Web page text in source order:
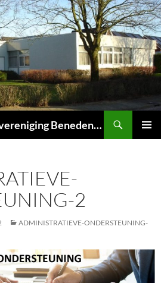
Actieve 50-plussers-vereniging Beneden-Leeuwen
2
ADMINISTRATIEVE-ONDERSTEUNING-